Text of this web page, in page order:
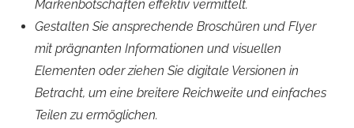
Markenbotschaften effektiv vermittelt.
Gestalten Sie ansprechende Broschüren und Flyer
mit prägnanten Informationen und visuellen
Elementen oder ziehen Sie digitale Versionen in
Betracht, um eine breitere Reichweite und einfaches
Teilen zu ermöglichen.